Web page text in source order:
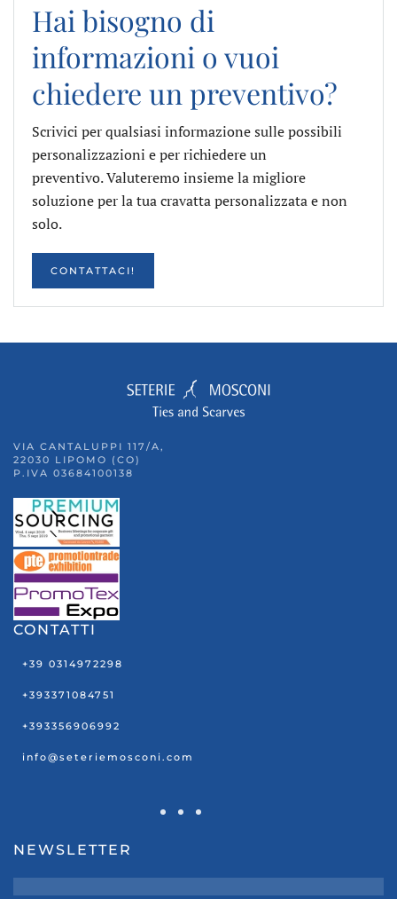
Hai bisogno di
informazioni o vuoi
chiedere un preventivo?
Scrivici per qualsiasi informazione sulle possibili
personalizzazioni e per richiedere un
preventivo. Valuteremo insieme la migliore
soluzione per la tua cravatta personalizzata e non
solo.
CONTATTACI!
VIA CANTALUPPI 117/A,
22030 LIPOMO (CO)
P.IVA 03684100138
CONTATTI
+39 0314972298
+393371084751
+393356906992
info@seteriemosconi.com
NEWSLETTER